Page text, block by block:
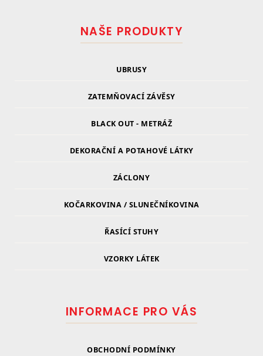
NAŠE PRODUKTY
UBRUSY
ZATEMŇOVACÍ ZÁVĚSY
BLACK OUT - METRÁŽ
DEKORAČNÍ A POTAHOVÉ LÁTKY
ZÁCLONY
KOČARKOVINA / SLUNEČNÍKOVINA
ŘASÍCÍ STUHY
VZORKY LÁTEK
INFORMACE PRO VÁS
OBCHODNÍ PODMÍNKY